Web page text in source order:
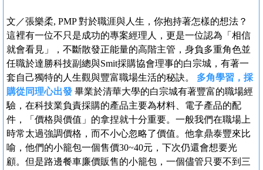
文／張樂柔, PMP 對於職涯與人生，你抱持著怎樣的想法？
這裡有一位不只是成功的專案經理人，更是一位認為「相信
就會看見」，不斷散發正能量的高階主管，身負多重角色並
任職於達勝科技副總與Smit採購協會理事的白宗城，有著一
套自己獨特的人生觀與豐富職場生活的秘訣。 多角學習，採
購從同理心出發 畢業於清華大學的白宗城有著豐富的職場經
驗，在科技業負責採購的產品主要為材料、電子產品的配
件，「價格與價值」的拿捏就十分重要。一般我們在職場上
時常太過強調價格，而不小心忽略了價值。他拿鼎泰豐來比
喻，他們的小籠包一個售價30~40元，下次仍還會想要光
顧。但是路邊餐車廉價販售的小籠包，一個儘管只要不到三